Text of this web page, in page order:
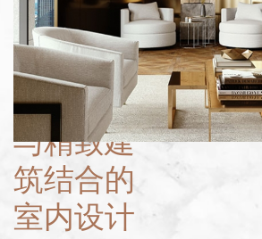
与精致建
筑结合的
室内设计